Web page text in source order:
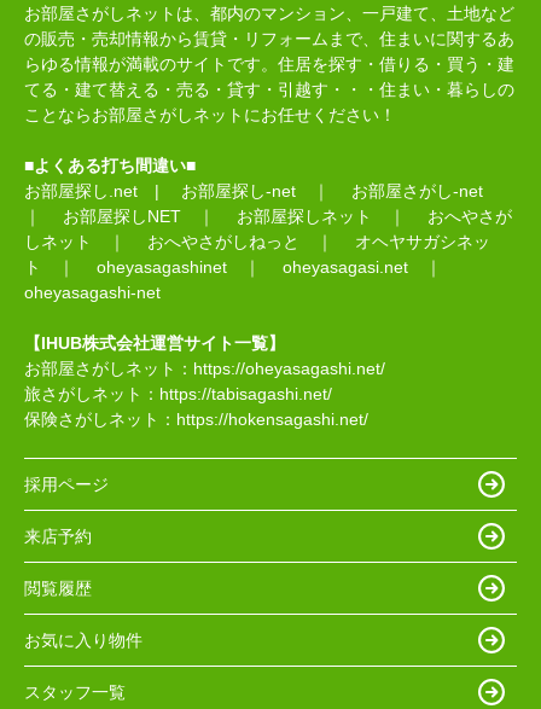
お部屋さがしネットは、都内のマンション、一戸建て、土地など
の販売・売却情報から賃貸・リフォームまで、住まいに関するあ
らゆる情報が満載のサイトです。住居を探す・借りる・買う・建
てる・建て替える・売る・貸す・引越す・・・住まい・暮らしの
ことならお部屋さがしネットにお任せください！
■よくある打ち間違い■
お部屋探し.net | お部屋探し-net ｜ お部屋さがし-net
｜ お部屋探しNET ｜ お部屋探しネット ｜ おへやさが
しネット
｜ おへやさがしねっと ｜ オヘヤサガシネッ
ト
｜ oheyasagashinet ｜ oheyasagasi.net ｜
oheyasagashi-net
【IHUB株式会社運営サイト一覧】
お部屋さがしネット： https://oheyasagashi.net/
旅さがしネット： https://tabisagashi.net/
保険さがしネット： https://hokensagashi.net/
採用ページ
来店予約
閲覧履歴
お気に入り物件
スタッフ一覧